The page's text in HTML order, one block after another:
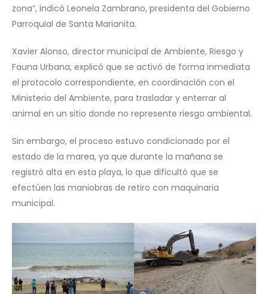
zona”, indicó Leonela Zambrano, presidenta del Gobierno
Parroquial de Santa Marianita.
Xavier Alonso, director municipal de Ambiente, Riesgo y
Fauna Urbana, explicó que se activó de forma inmediata
el protocolo correspondiente, en coordinación con el
Ministerio del Ambiente, para trasladar y enterrar al
animal en un sitio donde no represente riesgo ambiental.
Sin embargo, el proceso estuvo condicionado por el
estado de la marea, ya que durante la mañana se
registró alta en esta playa, lo que dificultó que se
efectúen las maniobras de retiro con maquinaria
municipal.